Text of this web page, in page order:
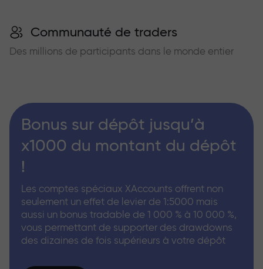
Communauté de traders
Des millions de participants dans le monde entier
Bonus sur dépôt jusqu’à
x1000 du montant du dépôt
!
Les comptes spéciaux XAccounts offrent non
seulement un effet de levier de 1:5000 mais
aussi un bonus tradable de 1 000 % à 10 000 %,
vous permettant de supporter des drawdowns
des dizaines de fois supérieurs à votre dépôt